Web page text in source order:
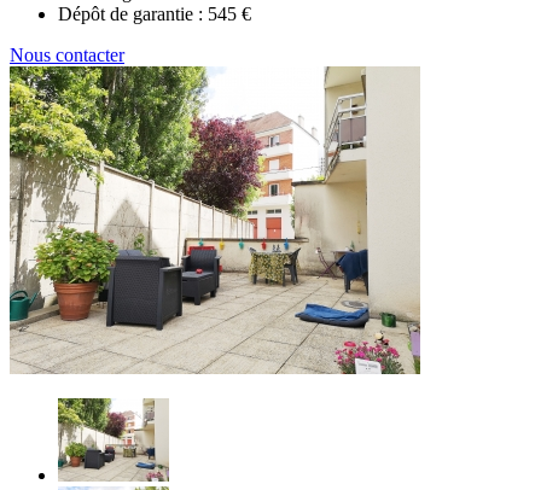
Dépôt de garantie : 545 €
Nous contacter